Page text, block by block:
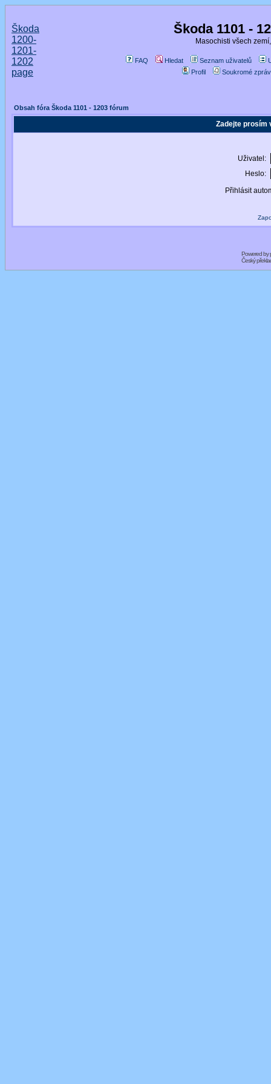
Škoda
1200-
1201-
1202
page
Škoda 1101 -
Masochisti všech
FAQ Hledat Seznam uživatelů
Profil
Soukromé
Obsah fóra Škoda 1101 - 1203 fórum
Zadejte prosím
Uživatel:
Heslo:
Přihlásit
Powered by
Český